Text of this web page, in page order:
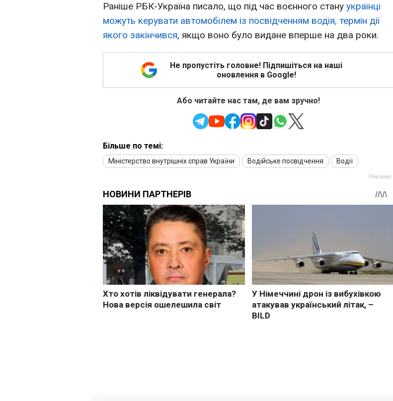
Раніше РБК-Україна писало, що під час воєнного стану українці
можуть керувати автомобілем із посвідченням водія, термін дії
якого закінчився, якщо воно було видане вперше на два роки.
Не пропустіть головне! Підпишіться на наші
оновлення в Google!
Або читайте нас там, де вам зручно!
Більше по темі:
Міністерство внутрішніх справ України Водійське посвідчення Водії